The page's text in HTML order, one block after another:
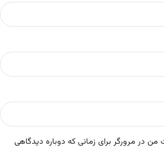
در مرورگر برای زمانی که دوباره دیدگاهی